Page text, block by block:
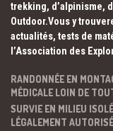
trekking, d’alpinisme,
Outdoor.Vous y
actualités, tests de
l’Association des
RANDONNÉE EN
MÉDICALE LOIN DE
SURVIE EN MILIEU
LÉGALEMENT